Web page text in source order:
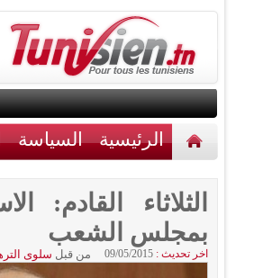
الرئيسية السياسة
الثلاثاء القادم:
بمجلس الشعب
اخر تحديث : 09/05/2015 من قبل سلوى